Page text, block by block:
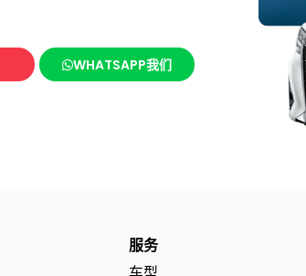
WHATSAPP我们
服务
车型